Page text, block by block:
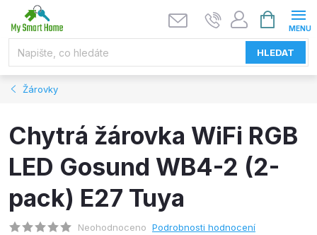
HLEDAT
NÁKUPNÍ
KOŠÍK
Žárovky
Chytrá žárovka WiFi RGB
LED Gosund WB4-2 (2-
pack) E27 Tuya
Neohodnoceno Podrobnosti hodnocení